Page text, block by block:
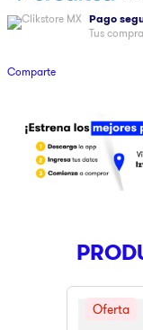
Pago
Tus
Comparte